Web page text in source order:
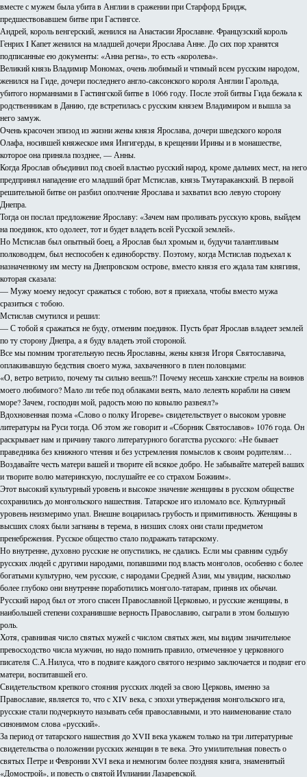
вместе с мужем была убита в Англии в сражении при Старфорд Бридж,
предшествовавшем битве при Гастингсе.
Андрей, король венгерский, женился на Анастасии Ярославне. Французский король
Генрих I Капет женился на младшей дочери Ярослава Анне. До сих пор хранятся
подписанные ею документы: «Анна регна», то есть «королева».
Великий князь Владимир Мономах, очень любимый и чтимый всем русским народом,
женился на Гиде, дочери последнего англо-саксонского короля Англии Гарольда,
убитого норманнами в Гастингской битве в 1066 году. После этой битвы Гида бежала к
родственникам в Данию, где встретилась с русским князем Владимиром и вышла за
него замуж.
Очень красочен эпизод из жизни жены князя Ярослава, дочери шведского короля
Олафа, носившей княжеское имя Ингигерды, в крещении Ирины и в монашестве,
которое она приняла позднее, — Анны.
Когда Ярослав объединил под своей властью русский народ, кроме дальних мест, на него
предпринял нападение его младший брат Мстислав, князь Тмутараканский. В первой
решительной битве он разбил ополчение Ярослава и захватил всю левую сторону
Днепра.
Тогда он послал предложение Ярославу: «Зачем нам проливать русскую кровь, выйдем
на поединок, кто одолеет, тот и будет владеть всей Русской землей».
Но Мстислав был опытный боец, а Ярослав был хромым и, будучи талантливым
полководцем, был неспособен к единоборству. Поэтому, когда Мстислав подъехал к
назначенному им месту на Днепровском острове, вместо князя его ждала там княгиня,
которая сказала:
— Мужу моему недосуг сражаться с тобою, вот я приехала, чтобы вместо мужа
сразиться с тобою.
Мстислав смутился и решил:
— С тобой я сражаться не буду, отменим поединок. Пусть брат Ярослав владеет землей
по ту сторону Днепра, а я буду владеть этой стороной.
Все мы помним трогательную песнь Ярославны, жены князя Игоря Святославича,
оплакивавшую бедствия своего мужа, захваченного в плен половцами:
«О, ветро ветрило, почему ты сильно веешь?! Почему несешь ханские стрелы на воинов
моего любимого? Мало ли тебе под облаками веять, мало лелеять корабли на синем
море? Зачем, господин мой, радость мою по ковылю развеял?»
Вдохновенная поэма «Слово о полку Игореве» свидетельствует о высоком уровне
литературы на Руси тогда. Об этом же говорит и «Сборник Святославов» 1076 года. Он
раскрывает нам и причину такого литературного богатства русского: «Не бывает
праведника без книжного чтения и без устремления помыслов к своим родителям…
Воздавайте честь матери вашей и творите ей всякое добро. Не забывайте матерей ваших
и творите волю материнскую, послушайте ее со страхом Божиим».
Этот высокий культурный уровень и высокое значение женщины в русском обществе
сохранились до монгольского нашествия. Татарское иго изломало все. Культурный
уровень неизмеримо упал. Внешне воцарилась грубость и примитивность. Женщины в
высших слоях были загнаны в терема, в низших слоях они стали предметом
пренебрежения. Русское общество стало подражать татарскому.
Но внутренне, духовно русские не опустились, не сдались. Если мы сравним судьбу
русских людей с другими народами, попавшими под власть монголов, особенно с более
богатыми культурно, чем русские, с народами Средней Азии, мы увидим, насколько
более глубоко они внутренне поработились монголо-татарам, приняв их обычаи.
Русский народ был от этого спасен Православной Церковью, и русские женщины, в
наибольшей степени сохранившие верность Православию, сыграли в этом большую
роль.
Хотя, сравнивая число святых мужей с числом святых жен, мы видим значительное
превосходство числа мужчин, но надо помнить правило, отмеченное у церковного
писателя С.А.Нилуса, что в подвиге каждого святого незримо заключается и подвиг его
матери, воспитавшей его.
Свидетельством крепкого стояния русских людей за свою Церковь, именно за
Православие, является то, что с XIV века, с эпохи утверждения монгольского ига,
русские стали подчеркнуто называть себя православными, и это наименование стало
синонимом слова «русский».
За период от татарского нашествия до XVII века укажем только на три литературные
свидетельства о положении русских женщин в те века. Это умилительная повесть о
святых Петре и Февронии XVI века и немногим более поздняя книга, знаменитый
«Домострой», и повесть о святой Иулиании Лазаревской.